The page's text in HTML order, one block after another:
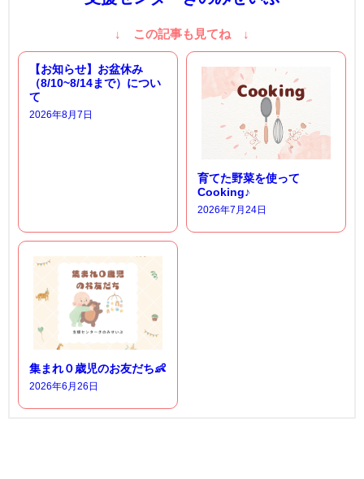
↓ この記事も見てね ↓
【お知らせ】お盆休み
（8/10~8/14まで）につい
て
2026年8月7日
育てた野菜を使って
Cooking♪
2026年7月24日
集まれ０歳児のお友だち👶
2026年6月26日